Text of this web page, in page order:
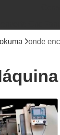
Cnc
Cnc
Conserto Cnc
Reparo
onde